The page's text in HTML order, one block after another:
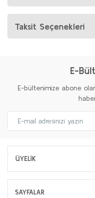
Taksit Seçenekleri
E-
E-bültenimize abone
ÜYELİK
SAYFALAR